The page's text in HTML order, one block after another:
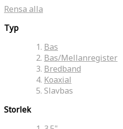
Rensa alla
Typ
Bas
Bas/Mellanregister
Bredband
Koaxial
Slavbas
Storlek